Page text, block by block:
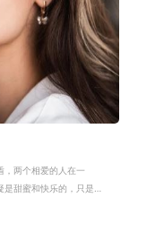
，两个相爱的人在一
是甜蜜和快乐的，只是